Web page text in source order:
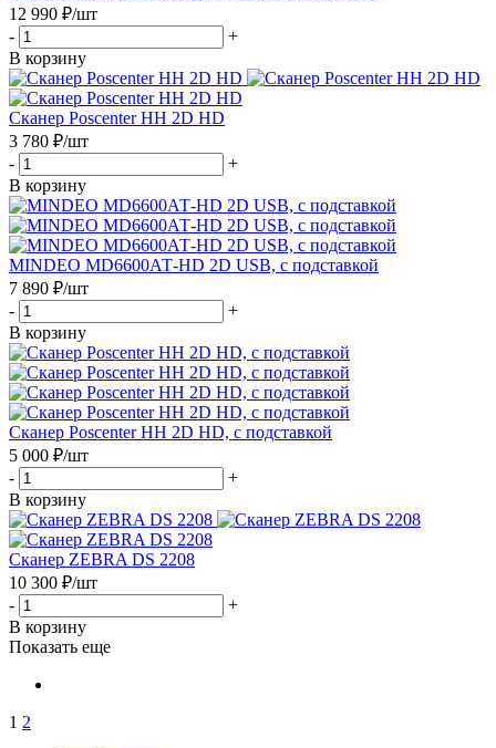
12 990 ₽/шт
-
+
В корзину
Сканер Poscenter HH 2D HD
3 780 ₽/шт
-
+
В корзину
MINDEO MD6600АТ-HD 2D USB, с подставкой
7 890 ₽/шт
-
+
В корзину
Сканер Poscenter HH 2D HD, с подставкой
5 000 ₽/шт
-
+
В корзину
Сканер ZEBRA DS 2208
10 300 ₽/шт
-
+
В корзину
Показать еще
1 2